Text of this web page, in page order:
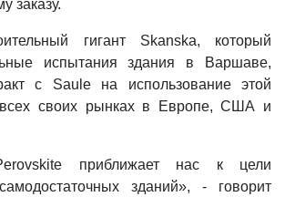
заказу.
гигант Skanska, который
испытания здания в Варшаве,
с Saule на использование этой
всех своих рынках в Европе, США и
приближает нас к цели
зданий», - говорит